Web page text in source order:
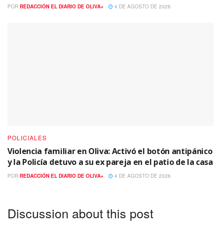
POR REDACCIÓN EL DIARIO DE OLIVA+ 4 DE AGOSTO DE 2026
POLICIALES
Violencia familiar en Oliva: Activó el botón antipánico
y la Policía detuvo a su ex pareja en el patio de la casa
POR REDACCIÓN EL DIARIO DE OLIVA+ 4 DE AGOSTO DE 2026
Discussion about this post